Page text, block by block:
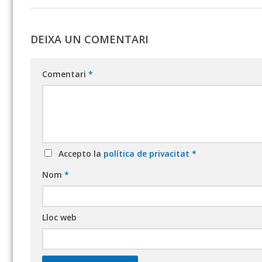
DEIXA UN COMENTARI
Comentari *
Accepto la política de privacitat *
Nom *
Lloc web